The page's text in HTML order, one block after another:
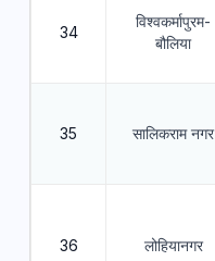
34
विश्वकर्मापुरम-
बौलिया
35 सालिकराम नगर
36 लोहियानगर